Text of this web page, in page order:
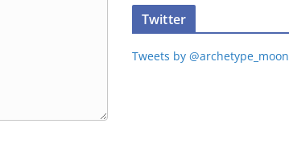
Twitter
Tweets by @archetype_moon